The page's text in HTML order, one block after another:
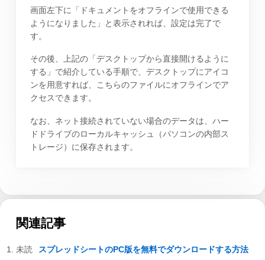
画面左下に「ドキュメントをオフラインで使用できる
ようになりました」と表示されれば、設定は完了で
す。
その後、上記の「デスクトップから直接開けるように
する」で紹介している手順で、デスクトップにアイコ
ンを用意すれば、こちらのファイルにオフラインでア
クセスできます。
なお、ネット接続されていない場合のデータは、ハー
ドドライブのローカルキャッシュ（パソコンの内部ス
トレージ）に保存されます。
関連記事
スプレッドシートのPC版を無料でダウンロードする方法